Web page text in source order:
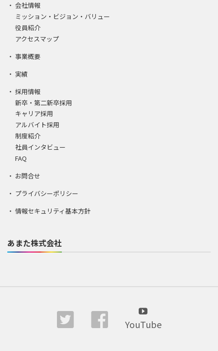
会社情報
ミッション・ビジョン・バリュー
役員紹介
アクセスマップ
事業概要
実績
採用情報
新卒・第二新卒採用
キャリア採用
アルバイト採用
制度紹介
社員インタビュー
FAQ
お問合せ
プライバシーポリシー
情報セキュリティ基本方針
あまた株式会社
YouTube